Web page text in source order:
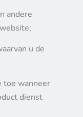
andere
u de
toe wanneer
dienst